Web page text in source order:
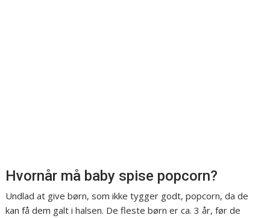
Hvornår må baby spise popcorn?
Undlad at give børn, som ikke tygger godt, popcorn, da de
kan få dem galt i halsen. De fleste børn er ca. 3 år, før de